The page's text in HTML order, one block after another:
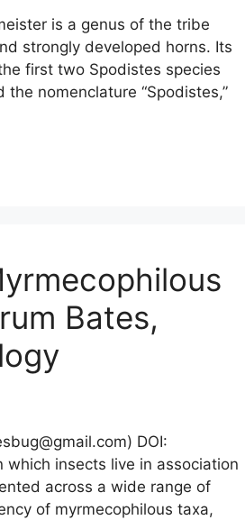
is a genus of the tribe
strongly developed horns. Its
first two Spodistes species
nomenclature “Spodistes,”
Bates,
DOI:
which insects live in association
across a wide range of
of myrmecophilous taxa,